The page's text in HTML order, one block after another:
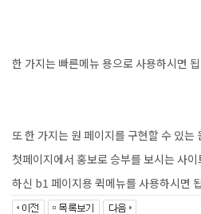
한 가지는 빠른메뉴 용으로 사용하시면
또 한 가지는 원 페이지를 구현할 수 있는
첫페이지에서 홍보로 승부를 보시는 사
하신 b1 페이지용 퀵메뉴를 사용하시면